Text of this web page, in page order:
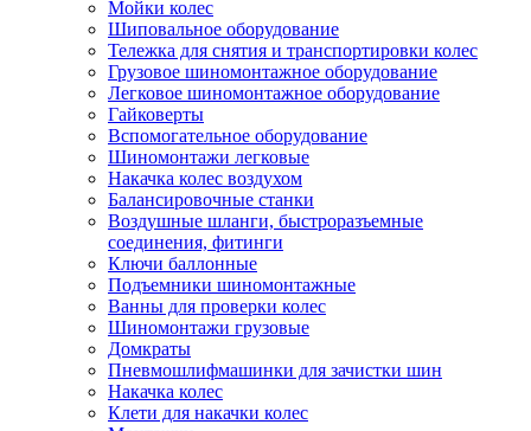
Мойки колес
Шиповальное оборудование
Тележка для снятия и транспортировки колес
Грузовое шиномонтажное оборудование
Легковое шиномонтажное оборудование
Гайковерты
Вспомогательное оборудование
Шиномонтажи легковые
Накачка колес воздухом
Балансировочные станки
Воздушные шланги, быстроразъемные
соединения, фитинги
Ключи баллонные
Подъемники шиномонтажные
Ванны для проверки колес
Шиномонтажи грузовые
Домкраты
Пневмошлифмашинки для зачистки шин
Накачка колес
Клети для накачки колес